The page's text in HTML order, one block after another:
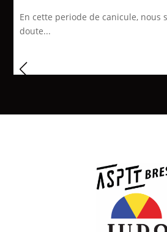
En cette periode de canicule, nous
doute...